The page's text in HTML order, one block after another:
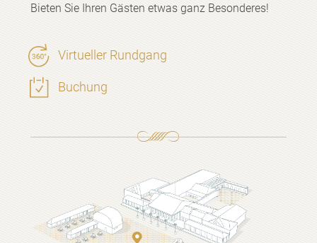
Bieten Sie Ihren Gästen etwas ganz Besonderes!
Virtueller Rundgang
Buchung